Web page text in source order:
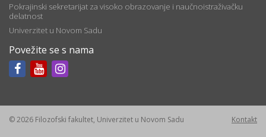
Pokrajinski sekretarijat za visoko obrazovanje i naučnoistraživačku
delatnost
Univerzitet u Novom Sadu
Povežite se s nama
© 2026 Filozofski fakultet, Univerzitet u Novom Sadu Kontakt